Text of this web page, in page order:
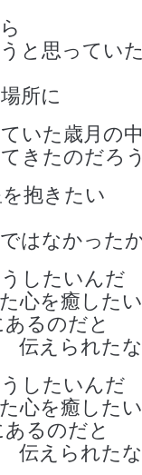
と思ってい
所に
いた歳月の
きたのだろ
抱きたい
はなかった
したいんだ
心を癒したい
るのだと
伝えられた
したいんだ
心を癒したい
るのだと
伝えられた